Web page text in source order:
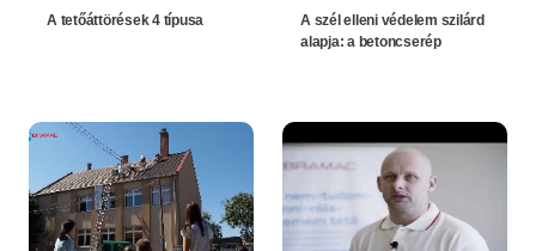
A tetőáttörések 4 típusa
A szél elleni védelem szilárd
alapja: a betoncserép